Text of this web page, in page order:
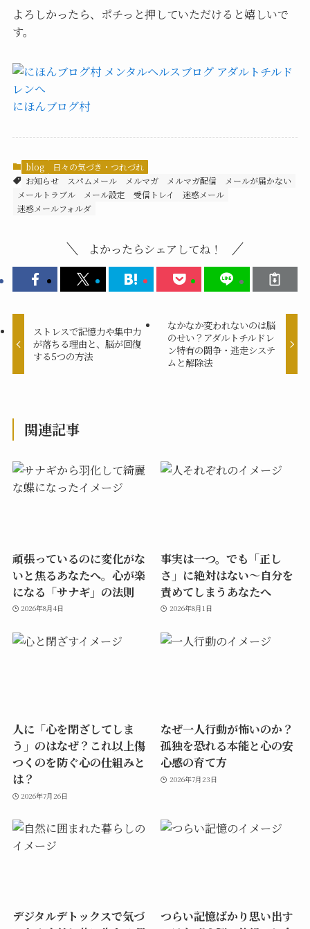
よろしかったら、ポチっと押していただけると嬉しいで
す。
にほんブログ村
blog
日々の気づき・つれづれ
お知らせ
スパムメール メルマガ メルマガ配信
メールが届かない
メールトラブル
メール設定 受信トレイ
迷惑メール
迷惑メールフォルダ
よかったらシェアしてね！
ストレスで記憶力や集中力
が落ちる理由と、脳が回復
する5つの方法
なかなか変われないのは脳
のせい？アダルトチルドレ
ン特有の闘争・逃走システ
ムと解除法
関連記事
頑張っているのに変化がな
いと焦るあなたへ。心が楽
になる「サナギ」の法則
2026年8月4日
事実は一つ。でも「正し
さ」に絶対はない～自分を
責めてしまうあなたへ
2026年8月1日
人に「心を閉ざしてしま
う」のはなぜ？これ以上傷
つくのを防ぐ心の仕組みと
は？
2026年7月26日
なぜ一人行動が怖いのか？
孤独を恐れる本能と心の安
心感の育て方
2026年7月23日
デジタルデトックスで気づ
つらい記憶ばかり思い出す